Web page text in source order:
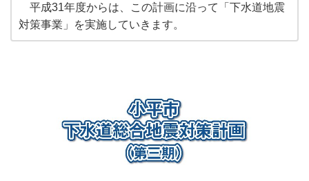
平成31年度からは、この計画に沿って「下水道地震
対策事業」を実施していきます。